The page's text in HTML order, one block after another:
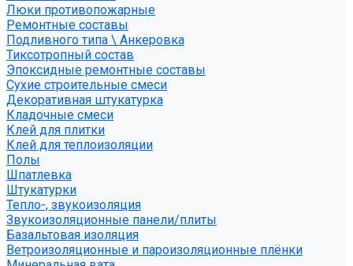
Люки противопожарные
Ремонтные составы
Подливного типа \ Анкеровка
Тиксотропный состав
Эпоксидные ремонтные составы
Сухие строительные смеси
Декоративная штукатурка
Кладочные смеси
Клей для плитки
Клей для теплоизоляции
Полы
Шпатлевка
Штукатурки
Тепло-, звукоизоляция
Звукоизоляционные панели/плиты
Базальтовая изоляция
Ветроизоляционные и пароизоляционные плёнки